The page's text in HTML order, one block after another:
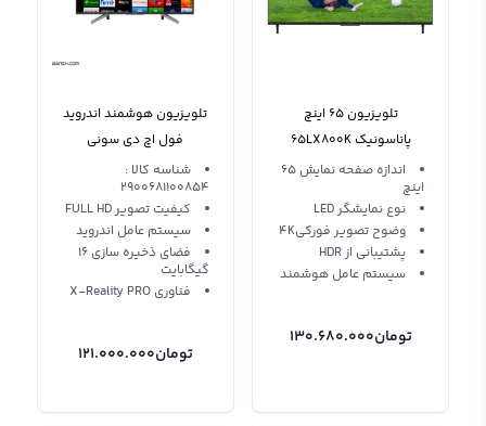
تلویزیون 65 اینچ
پاناسونیک 65LX800K
اندازه صفحه نمایش 65
اینچ
نوع نمایشگر LED
وضوح تصویر فورکی4K
پشتیبانی از HDR
سیستم عامل هوشمند
تومان130.680.000
تلویزیون هوشمند اندروید
فول اچ دی سونی
49W800G Sony LED
شناسه کالا :
2900681100854
کیفیت تصویر FULL HD
سیستم عامل اندروید
فضای ذخیره سازی 16
گیگابایت
فناوری X-Reality PRO
تومان121.000.000